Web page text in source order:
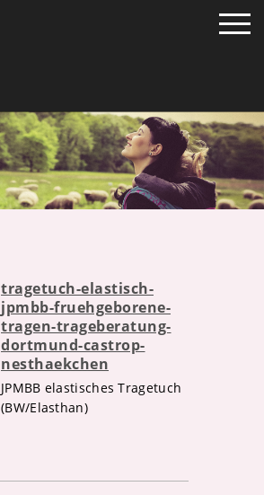
tragetuch-elastisch-
jpmbb-fruehgeborene-
tragen-trageberatung-
dortmund-castrop-
nesthaekchen
JPMBB elastisches Tragetuch
(BW/Elasthan)